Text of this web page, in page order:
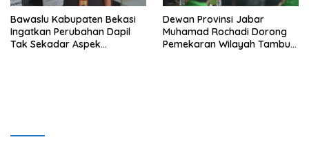
Bawaslu Kabupaten Bekasi
Ingatkan Perubahan Dapil
Tak Sekadar Aspek
Dewan Provinsi Jabar
Muhamad Rochadi Dorong
Pemekaran Wilayah Tambun